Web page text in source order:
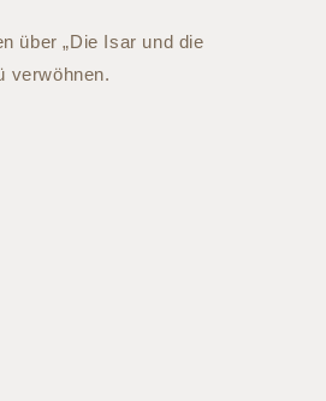
über „Die Isar und die
verwöhnen.